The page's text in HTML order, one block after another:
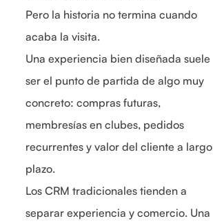
Pero la historia no termina cuando
acaba la visita.
Una experiencia bien diseñada suele
ser el punto de partida de algo muy
concreto: compras futuras,
membresías en clubes, pedidos
recurrentes y valor del cliente a largo
plazo.
Los CRM tradicionales tienden a
separar experiencia y comercio. Una